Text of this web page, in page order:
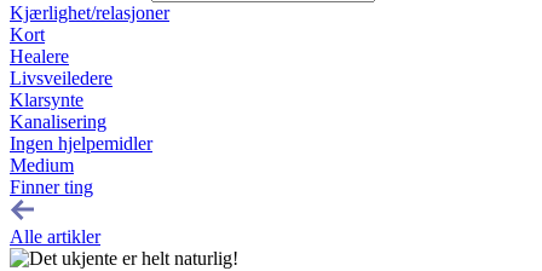
Kjærlighet/relasjoner
Kort
Healere
Livsveiledere
Klarsynte
Kanalisering
Ingen hjelpemidler
Medium
Finner ting
Alle artikler